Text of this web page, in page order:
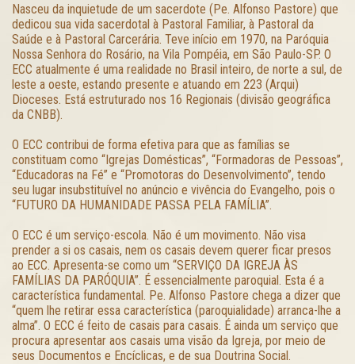
Nasceu da inquietude de um sacerdote (Pe. Alfonso Pastore) que
dedicou sua vida sacerdotal à Pastoral Familiar, à Pastoral da
Saúde e à Pastoral Carcerária. Teve início em 1970, na Paróquia
Nossa Senhora do Rosário, na Vila Pompéia, em São Paulo-SP. O
ECC atualmente é uma realidade no Brasil inteiro, de norte a sul, de
leste a oeste, estando presente e atuando em 223 (Arqui)
Dioceses. Está estruturado nos 16 Regionais (divisão geográfica
da CNBB).
O ECC contribui de forma efetiva para que as famílias se
constituam como “Igrejas Domésticas”, “Formadoras de Pessoas”,
“Educadoras na Fé” e “Promotoras do Desenvolvimento”, tendo
seu lugar insubstituível no anúncio e vivência do Evangelho, pois o
“FUTURO DA HUMANIDADE PASSA PELA FAMÍLIA”.
O ECC é um serviço-escola. Não é um movimento. Não visa
prender a si os casais, nem os casais devem querer ficar presos
ao ECC. Apresenta-se como um “SERVIÇO DA IGREJA ÀS
FAMÍLIAS DA PARÓQUIA”. É essencialmente paroquial. Esta é a
característica fundamental. Pe. Alfonso Pastore chega a dizer que
“quem lhe retirar essa característica (paroquialidade) arranca-lhe a
alma”. O ECC é feito de casais para casais. É ainda um serviço que
procura apresentar aos casais uma visão da Igreja, por meio de
seus Documentos e Encíclicas, e de sua Doutrina Social.